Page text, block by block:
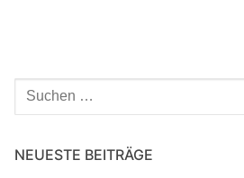
Suchen
nach:
NEUESTE BEITRÄGE